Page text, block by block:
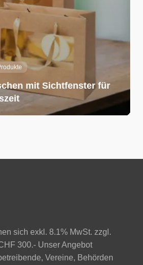
mit Sichtfenster für
sich exkl. 8.1% MwSt. zzgl.
300.- Unser Angebot
Vereine, Behörden